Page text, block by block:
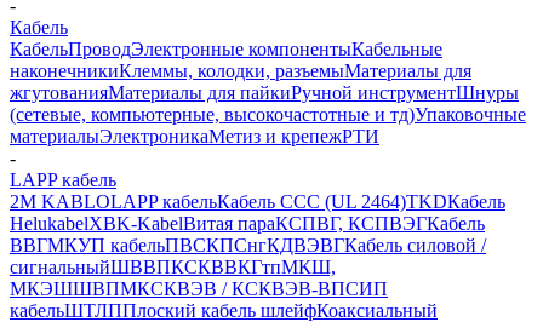
-
Кабель
КабельПроводЭлектронные компонентыКабельные
наконечникиКлеммы, колодки, разъемыМатериалы для
жгутованияМатериалы для пайкиРучной инструментШнуры
(сетевые, компьютерные, высокочастотные и тд)Упаковочные
материалыЭлектроникаМетиз и крепежРТИ
-
LAPP кабель
2M KABLOLAPP кабельКабель CCC (UL 2464)TKDКабель
HelukabelXBK-KabelВитая параКСПВГ, КСПВЭГКабель
ВВГМКУП кабельПВСКПСнгКДВЭВГКабель силовой /
сигнальныйШВВПКСКВВКГтпМКШ,
МКЭШШВПМКСКВЭВ / КСКВЭВ-ВПСИП
кабельШТЛППлоский кабель шлейфКоаксиальный